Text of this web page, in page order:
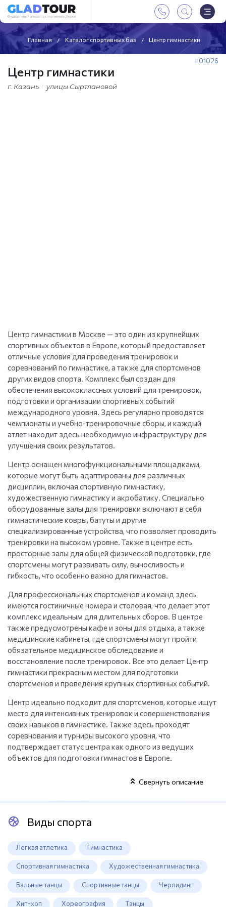
Главная Каталог спортивных баз Центр гимнастики
01026
Центр гимнастики
г. Казань улицы Сыртлановой
Центр гимнастики в Москве — это один из крупнейших
спортивных объектов в Европе, который предоставляет
отличные условия для проведения тренировок и
соревнований по гимнастике, а также для спортсменов
других видов спорта. Комплекс был создан для
обеспечения высококлассных условий для тренировок,
подготовки и организации спортивных событий
международного уровня. Здесь регулярно проводятся
чемпионаты и учебно-тренировочные сборы, и каждый
атлет находит здесь необходимую инфраструктуру для
улучшения своих результатов.
Центр оснащен многофункциональными площадками,
которые могут быть адаптированы для различных
дисциплин, включая спортивную гимнастику,
художественную гимнастику и акробатику. Специально
оборудованные залы для тренировки включают в себя
гимнастические ковры, батуты и другие
специализированные устройства, что позволяет проводить
тренировки на высоком уровне. Также в центре есть
просторные залы для общей физической подготовки, где
спортсмены могут развивать силу, выносливость и
гибкость, что особенно важно для гимнастов.
Для профессиональных спортсменов и команд здесь
имеются гостиничные номера и столовая, что делает этот
комплекс идеальным для длительных сборов. В центре
также предусмотрены кафе и зоны для отдыха, а также
медицинские кабинеты, где спортсмены могут пройти
обязательное медицинское обследование и
восстановление после тренировок. Все это делает Центр
гимнастики прекрасным местом для подготовки
спортсменов и проведения крупных спортивных событий.
Центр идеально подходит для спортсменов, которые ищут
место для интенсивных тренировок и совершенствования
своих навыков в гимнастике. Также здесь проходят
соревнования и турниры высокого уровня, что
подтверждает статус центра как одного из ведущих
объектов для подготовки гимнастов в Европе.
Свернуть описание
Виды спорта
Легкая атлетика Гимнастика
Спортивная гимнастика Художественная гимнастика
Бальные танцы Спортивные танцы Черлидинг
Хип-хоп Хореография Танцы